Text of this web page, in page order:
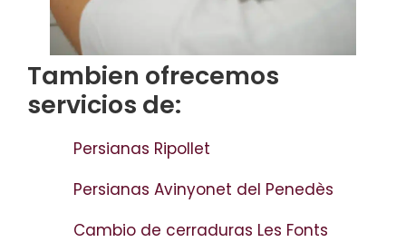
Tambien ofrecemos
servicios de:
Persianas Ripollet
Persianas Avinyonet del Penedès
Cambio de cerraduras Les Fonts